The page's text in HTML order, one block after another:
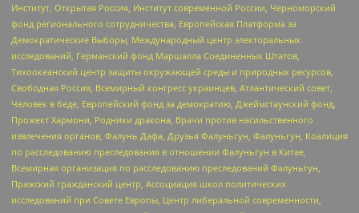
Институт, Открытая Россия, Институт современной России, Черноморский
фонд регионального сотрудничества, Европейская Платформа за
Демократические Выборы, Международный центр электоральных
исследований, Германский фонд Маршалла Соединенных Штатов,
Тихоокеанский центр защиты окружающей среды и природных ресурсов,
Свободная Россия, Всемирный конгресс украинцев, Атлантический совет,
Человек в беде, Европейский фонд за демократию, Джеймстаунский фонд,
Прожект Хармони, Родники дракона, Врачи против насильственного
извлечения органов, Фалунь Дафа, Друзья Фалуньгун, Фалуньгун, Коалиция
по расследованию преследования в отношении Фалуньгун в Китае,
Всемирная организация по расследованию преследований Фалуньгун,
Пражский гражданский центр, Ассоциация школ политических
исследований при Совете Европы, Центр либеральной современности,